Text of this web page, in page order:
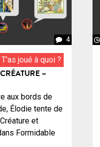
4
T'as joué à quoi ?
–
aux bords de
Élodie tente de
et
Formidable